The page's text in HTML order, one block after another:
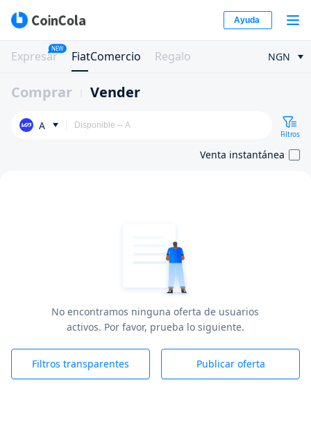
Ayuda
Expresar
NEW
FiatComercio Regalo NGN
Comprar Vender
A
Filtros
Venta instantánea
No encontramos ninguna oferta de usuarios
activos. Por favor, prueba lo siguiente.
Filtros transparentes Publicar oferta